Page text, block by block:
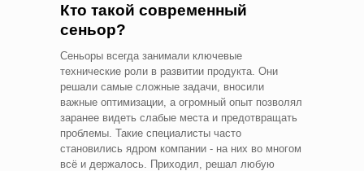
Кто такой современный
сеньор?
Сеньоры всегда занимали ключевые
технические роли в развитии продукта. Они
решали самые сложные задачи, вносили
важные оптимизации, а огромный опыт позволял
заранее видеть слабые места и предотвращать
проблемы. Такие специалисты часто
становились ядром компании - на них во многом
всё и держалось. Приходил, решал любую